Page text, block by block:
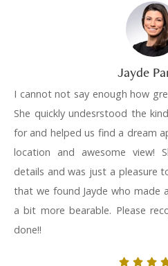
Jayde
I cannot not say enough how
She quickly undesrstood the
for and helped us find a dream
location and awesome view!
details and was just a pleasure
that we found Jayde who made
a bit more bearable. Please
done!!